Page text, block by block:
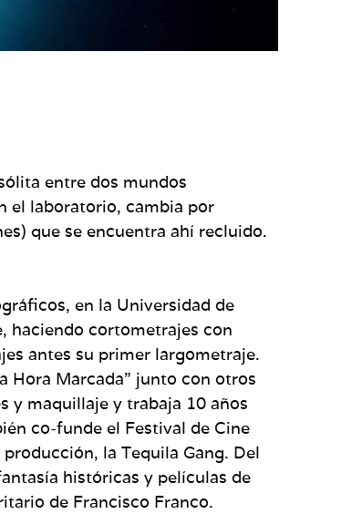
entre dos mundos
el laboratorio, cambia por
que se encuentra ahí recluido.
en la Universidad de
haciendo cortometrajes con
antes su primer largometraje.
Hora Marcada” junto con otros
y maquillaje y trabaja 10 años
co-funde el Festival de Cine
la Tequila Gang. Del
históricas y películas de
de Francisco Franco.